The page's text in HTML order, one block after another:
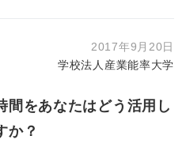
2017年9月20日
学校法人産業能率大学
間をあなたはどう活用し
か？